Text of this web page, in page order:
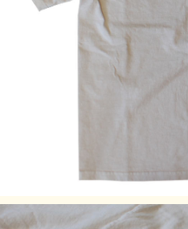
XL
72
・サイズはアメリカサイズで
・身長の目安は日本規格(ＪＩ
・実際のサイズと若干の誤差
・洗濯により若干の縮みがござ
P- = Pigment Dye（顔料染め）
P-なし = Reactive Dye（反応
品でのお洗濯をおすすめ致し